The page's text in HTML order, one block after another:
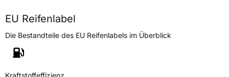
Weitere Eigenschaften
Schlauchtyp
EU Reifenlabel
Die Bestandteile des EU Reifenlabels im Überblick